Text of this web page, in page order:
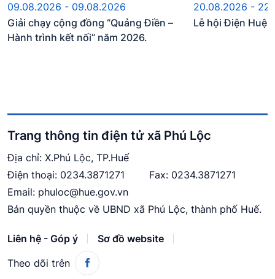
09.08.2026 - 09.08.2026
Giải chạy cộng đồng “Quảng Điền –
Hành trình kết nối” năm 2026.
20.08.2026 -
Lễ hội Điện Huệ
Trang thông tin điện tử xã Phú Lộc
Địa chỉ: X.Phú Lộc, TP.Huế
Điện thoại: 0234.3871271
Fax: 0234.3871271
Email: phuloc@hue.gov.vn
Bản quyền thuộc về UBND xã Phú Lộc, thành phố Huế.
Liên hệ - Góp ý
Sơ đồ website
Theo dõi trên